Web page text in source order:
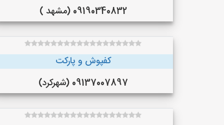
09190340832 (مشهد )
کفپوش و پارکت
09137007897 (شهرکرد)